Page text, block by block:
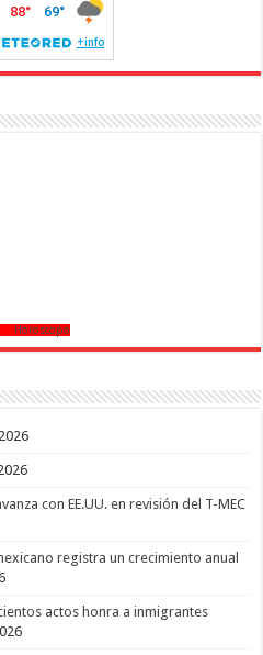
Horoscopo
con EE.UU. en revisión del T-MEC
registra un crecimiento anual
actos honra a inmigrantes